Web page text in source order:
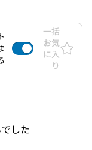
一括
お気
に入
り
した